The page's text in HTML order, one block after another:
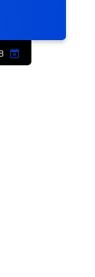
08 يوليو 2026